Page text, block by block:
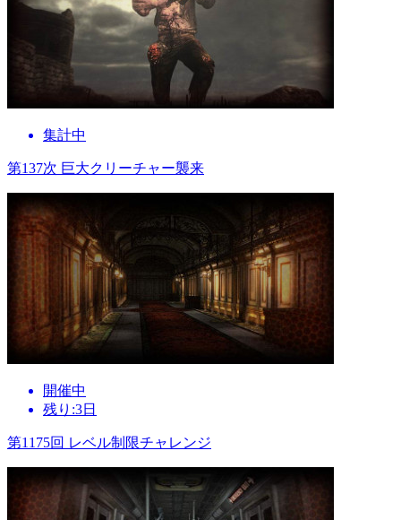
集計中
第137次 巨大クリーチャー襲来
開催中
残り:3日
第1175回 レベル制限チャレンジ